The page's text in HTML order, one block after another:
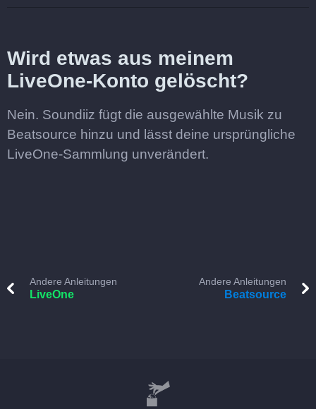
Wird etwas aus meinem
LiveOne-Konto gelöscht?
Nein. Soundiiz fügt die ausgewählte Musik zu
Beatsource hinzu und lässt deine ursprüngliche
LiveOne-Sammlung unverändert.
Andere Anleitungen
LiveOne
Andere Anleitungen
Beatsource